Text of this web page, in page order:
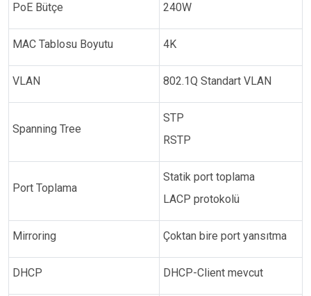
PoE Bütçe 240W
MAC Tablosu Boyutu 4K
VLAN 802.1Q Standart VLAN
Spanning Tree
STP
RSTP
Port Toplama
Statik port toplama
LACP protokolü
Mirroring Çoktan bire port yansıtma
DHCP DHCP-Client mevcut